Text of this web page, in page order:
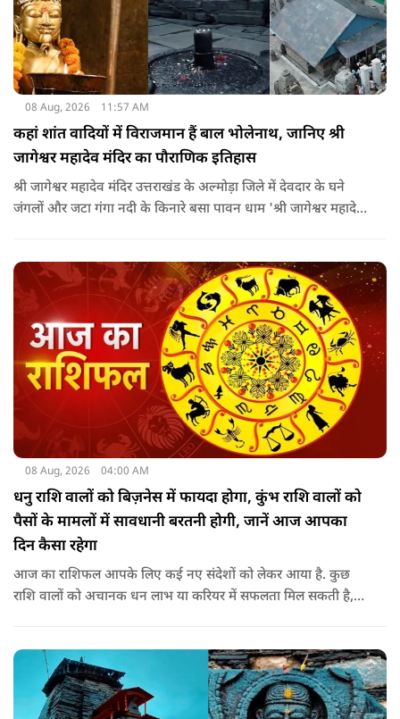
08 Aug, 2026 11:57 AM
कहां शांत वादियों में विराजमान हैं बाल भोलेनाथ, जानिए श्री
जागेश्वर महादेव मंदिर का पौराणिक इतिहास
श्री जागेश्वर महादेव मंदिर उत्तराखंड के अल्मोड़ा जिले में देवदार के घने
जंगलों और जटा गंगा नदी के किनारे बसा पावन धाम 'श्री जागेश्वर महादेव
पहले कत्युरी राजाओं द्वारा किया गया था.
08 Aug, 2026 04:00 AM
धनु राशि वालों को बिज़नेस में फायदा होगा, कुंभ राशि वालों को
पैसों के मामलों में सावधानी बरतनी होगी, जानें आज आपका
दिन कैसा रहेगा
आज का राशिफल आपके लिए कई नए संदेशों को लेकर आया है. कुछ
राशि वालों को अचानक धन लाभ या करियर में सफलता मिल सकती है,
सकता है.